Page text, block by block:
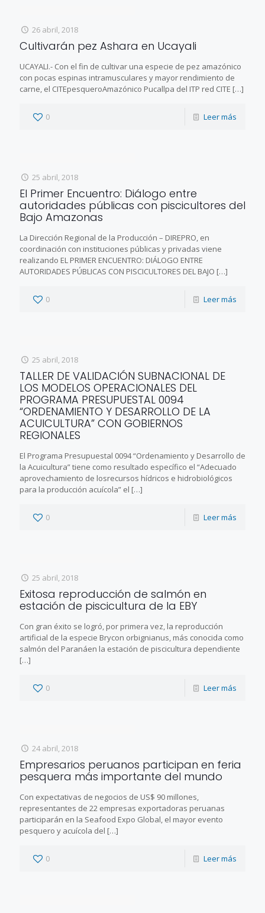
26 abril, 2018
Cultivarán pez Ashara en Ucayali
UCAYALI.- Con el fin de cultivar una especie de pez amazónico
con pocas espinas intramusculares y mayor rendimiento de
carne, el CITEpesqueroAmazónico Pucallpa del ITP red CITE […]
0 Leer más
25 abril, 2018
El Primer Encuentro: Diálogo entre
autoridades públicas con piscicultores del
Bajo Amazonas
La Dirección Regional de la Producción – DIREPRO, en
coordinación con instituciones públicas y privadas viene
realizando EL PRIMER ENCUENTRO: DIÁLOGO ENTRE
AUTORIDADES PÚBLICAS CON PISCICULTORES DEL BAJO […]
0 Leer más
25 abril, 2018
TALLER DE VALIDACIÓN SUBNACIONAL DE
LOS MODELOS OPERACIONALES DEL
PROGRAMA PRESUPUESTAL 0094
“ORDENAMIENTO Y DESARROLLO DE LA
ACUICULTURA” CON GOBIERNOS
REGIONALES
El Programa Presupuestal 0094 “Ordenamiento y Desarrollo de
la Acuicultura” tiene como resultado específico el “Adecuado
aprovechamiento de losrecursos hídricos e hidrobiológicos
para la producción acuícola” el […]
0 Leer más
25 abril, 2018
Exitosa reproducción de salmón en
estación de piscicultura de la EBY
Con gran éxito se logró, por primera vez, la reproducción
artificial de la especie Brycon orbignianus, más conocida como
salmón del Paranáen la estación de piscicultura dependiente
[…]
0 Leer más
24 abril, 2018
Empresarios peruanos participan en feria
pesquera más importante del mundo
Con expectativas de negocios de US$ 90 millones,
representantes de 22 empresas exportadoras peruanas
participarán en la Seafood Expo Global, el mayor evento
pesquero y acuícola del […]
0 Leer más